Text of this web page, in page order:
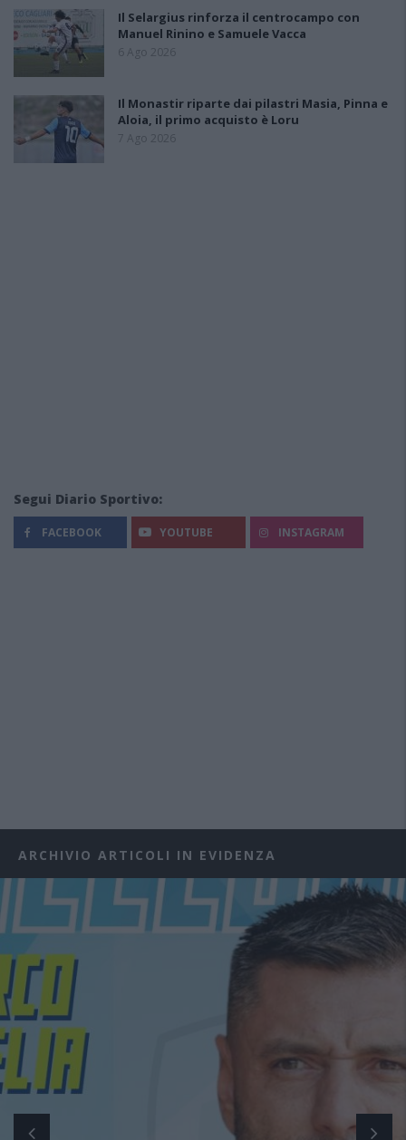
Il Selargius rinforza il centrocampo con
Manuel Rinino e Samuele Vacca
6 Ago 2026
Il Monastir riparte dai pilastri Masia, Pinna e
Aloia, il primo acquisto è Loru
7 Ago 2026
Segui Diario Sportivo:
FACEBOOK YOUTUBE INSTAGRAM
ARCHIVIO ARTICOLI IN EVIDENZA